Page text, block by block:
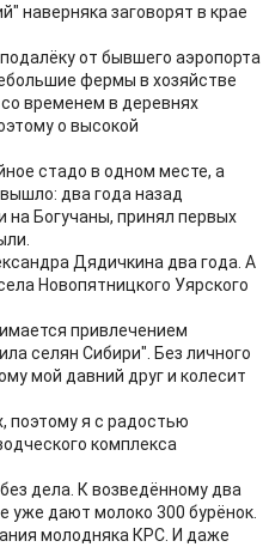
наверняка заговорят в крае
от бывшего аэропорта
фермы в хозяйстве
временем в деревнях
о высокой
стадо в одном месте, а
два года назад
на Богучаны, принял первых
Дядичкина два года. А
Новопятницкого Уярского
привлечением
селян Сибири". Без личного
мой давний друг и колесит
поэтому я с радостью
комплекса
дела. К возведённому два
уже дают молоко 300 бурёнок.
молодняка КРС. И даже